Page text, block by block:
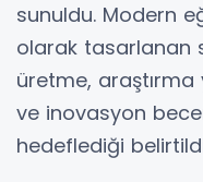
sunuldu. Modern
olarak tasarlanan
üretme,
ve inovasyon
hedeflediği